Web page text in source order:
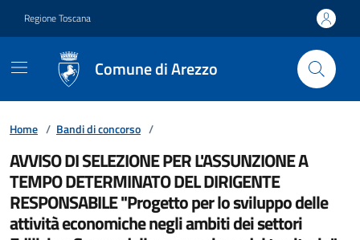
Regione Toscana
Comune di Arezzo
Home / Bandi di concorso /
AVVISO DI SELEZIONE PER L'ASSUNZIONE A
TEMPO DETERMINATO DEL DIRIGENTE
RESPONSABILE "Progetto per lo sviluppo delle
attività economiche negli ambiti dei settori